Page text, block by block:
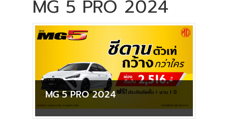
MG 5 PRO 2024
MG 5 PRO 2024